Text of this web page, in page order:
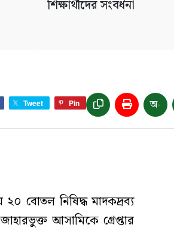
শিক্ষার্থীদের সংবর্ধনা
Tweet Pin অ-
২০ বোতল নিষিদ্ধ মাদকদ্রব্য
আসামিকে গ্রেপ্তার